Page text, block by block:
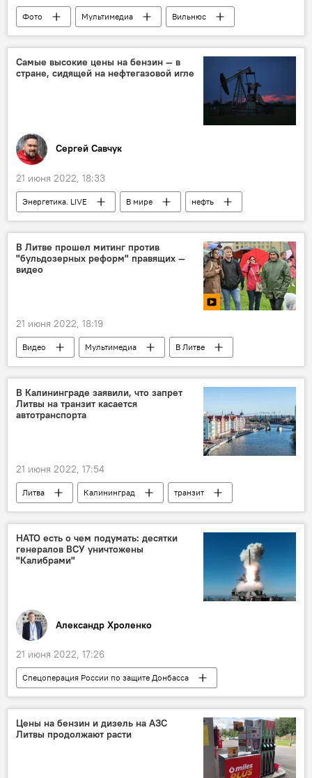
Фото Мультимедиа
Вильнюс
Литва
митинг
акция
акция протеста
люди
жители
горожане плакат
Самые высокие цены на бензин — в
стране, сидящей на нефтегазовой игле
Сергей Савчук
21 июня 2022, 18:33
Энергетика. LIVE В мире
нефть
Норвегия
В Литве прошел митинг против
"бульдозерных реформ" правящих —
видео
21 июня 2022, 18:19
Видео Мультимедиа
В Литве
Литва
акция протеста
Вильнюс
Сейм
В Калининграде заявили, что запрет
Литвы на транзит касается
автотранспорта
21 июня 2022, 17:54
Литва Калининград
транзит
Политика
политические отношения
НАТО есть о чем подумать: десятки
генералов ВСУ уничтожены
"Калибрами"
Александр Хроленко
21 июня 2022, 17:26
Спецоперация России по защите Донбасса
В мире
НАТО
ВСУ
Украина
Россия
Цены на бензин и дизель на АЗС
Литвы продолжают расти